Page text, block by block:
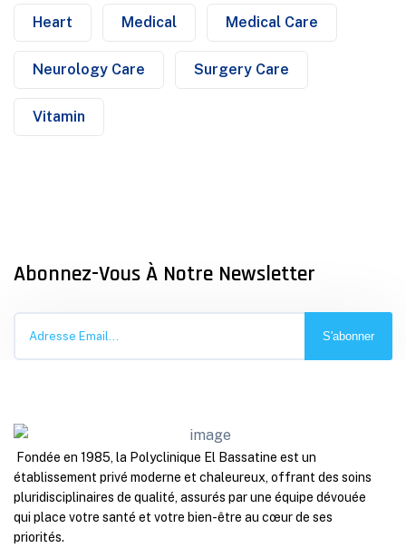
Heart Medical Medical Care
Neurology Care Surgery Care
Vitamin
Abonnez-Vous À Notre Newsletter
S'abonner
Fondée en 1985, la Polyclinique El Bassatine est un
établissement privé moderne et chaleureux, offrant des soins
pluridisciplinaires de qualité, assurés par une équipe dévouée
qui place votre santé et votre bien-être au cœur de ses
priorités.